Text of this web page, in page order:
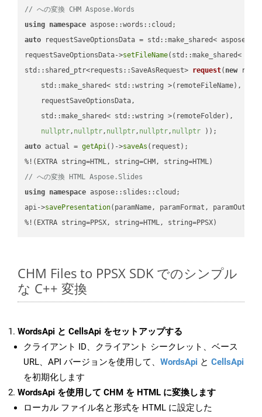
// への変換 CHM Aspose.Words
using namespace
auto requestSaveOptionsData = std::make_shared<
requestSaveOptionsData->setFileName(std::make_shared<
std::shared_ptr<requests::SaveAsRequest> request( new
    std::make_shared< std::wstring >(remoteFileName),
    requestSaveOptionsData,
    std::make_shared< std::wstring >(remoteFolder),
nullptr, nullptr, nullptr, nullptr, nullptr ))
auto actual = getApi()->saveAs (request);
// への変換 HTML Aspose.Slides
using namespace aspose::slides::cloud;
api->savePresentation(paramName, paramFormat,
%!(EXTRA string=PPSX, string=HTML, string=PPSX)
CHM Files to PPSX SDK でのシンプル
な C++ 変換
WordsApi と CellsApi をセットアップする
クライアント ID、クライアント シークレット、ベース
URL、API バージョンを使用して、 WordsApi と CellsApi
を初期化します
WordsApi を使用して CHM を HTML に変換します
ローカル ファイル名と形式を HTML に設定した